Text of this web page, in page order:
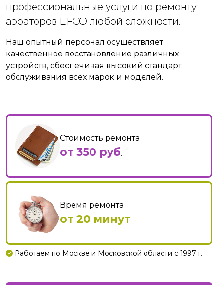
профессиональные услуги по ремонту
аэраторов EFCO любой сложности.
Наш опытный персонал осуществляет
качественное восстановление различных
устройств, обеспечивая высокий стандарт
обслуживания всех марок и моделей.
Стоимость ремонта
от 350 руб.
Время ремонта
от 20 минут
Работаем по Москве и Московской области с 1997 г.